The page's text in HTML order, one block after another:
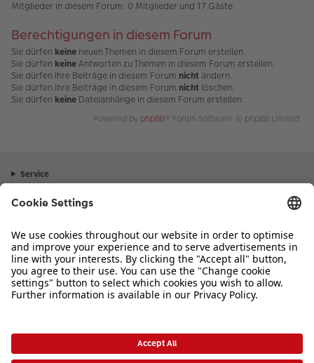
tr
g
Mitglieder in diesem Forum: 0 Mitglieder und 17 Gäste
Berechtigungen in diesem Forum
Sie dürfen keine neuen Themen in diesem Forum erstellen.
Sie dürfen keineAntworten zu Themen in diesem Forum erstellen.
Sie dürfen Ihre Beiträge in diesem Forum nicht ändern.
Sie dürfen Ihre Beiträge in diesem Forum nicht löschen.
Sie dürfen keine Dateianhänge in diesem Forum erstellen.
Powered by phpBB® Forum Software © phpBB Limited
Service
Sortiment
Inspiration